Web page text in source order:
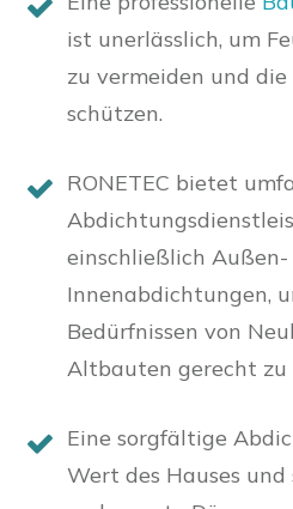
ist unerlässlich, um
zu vermeiden und
schützen.
RONETEC bietet
einschließlich Außen-
Innenabdichtungen,
Bedürfnissen von
Altbauten gerecht zu
Eine sorgfältige
Wert des Hauses